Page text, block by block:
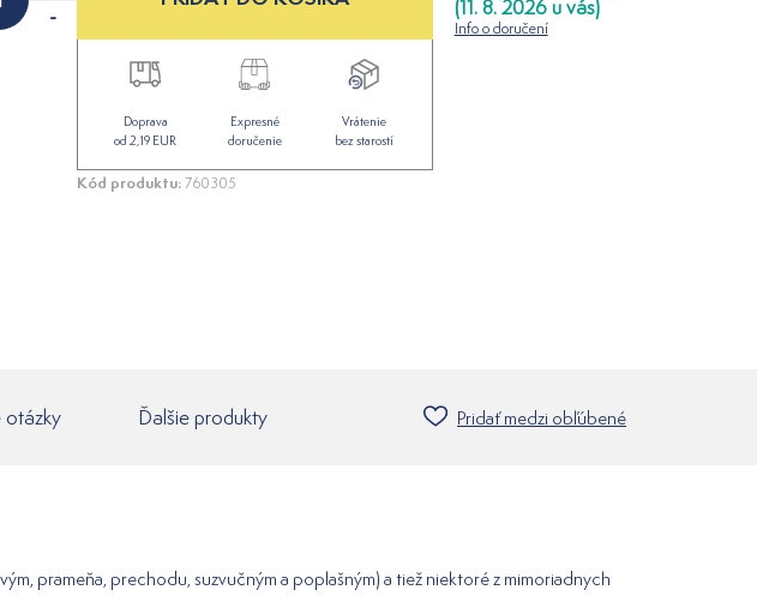
-
(11. 8. 2026 u vás)
Info o doručení
Doprava
od 2,19 EUR
Expresné
doručenie
Vrátenie
bez starostí
Kód produktu:760305
otázky Ďalšie produkty Pridať medzi obľúbené
prameňa, prechodu, suzvučným a poplašným) a tiež niektoré z mimoriadnych